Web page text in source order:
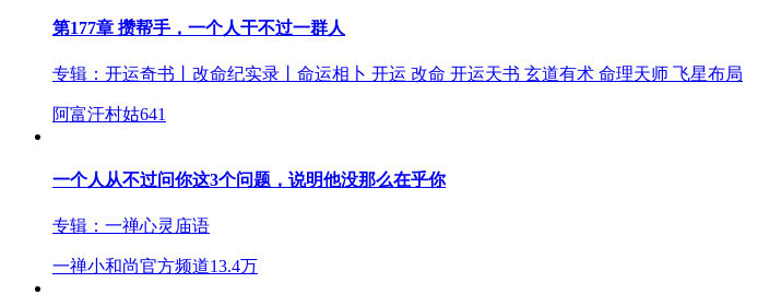
第177章 攒帮手，一个人干不过一群人
专辑： 开运奇书丨改命纪实录丨命运相卜 开运 改命 开运天书 玄道有术 命理天师 飞星布局
阿富汗村姑641
一个人从不过问你这3个问题，说明他没那么在乎你
专辑： 一禅心灵庙语
一禅小和尚官方频道13.4万